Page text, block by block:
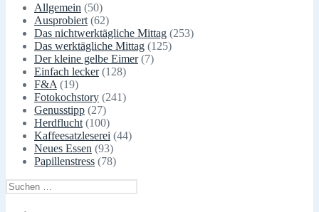
Allgemein (50)
Ausprobiert (62)
Das nichtwerktägliche Mittag (253)
Das werktägliche Mittag (125)
Der kleine gelbe Eimer(7)
Einfach lecker(128)
F&A (19)
Fotokochstory (241)
Genusstipp (27)
Herdflucht (100)
Kaffeesatzleserei (44)
Neues Essen (93)
Papillenstress (78)
Suchen
nach: